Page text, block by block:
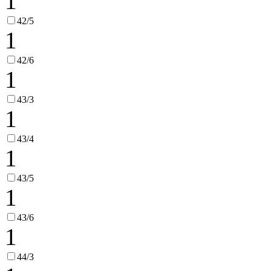
42/5
1
42/6
1
43/3
1
43/4
1
43/5
1
43/6
1
44/3